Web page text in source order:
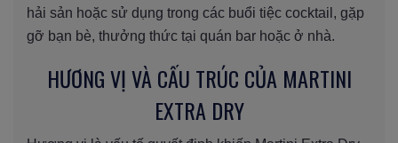
hải sản hoặc sử dụng trong các buổi tiệc cocktail, gặp
gỡ bạn bè, thưởng thức tại quán bar hoặc ở nhà.
HƯƠNG VỊ VÀ CẤU TRÚC CỦA MARTINI
EXTRA DRY